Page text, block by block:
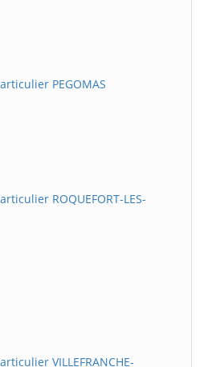
PEGOMAS
ROQUEFORT-LES-
VILLEFRANCHE-